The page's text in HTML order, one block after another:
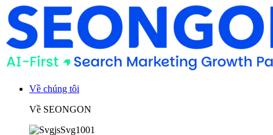
Về chúng tôi
Về SEONGON